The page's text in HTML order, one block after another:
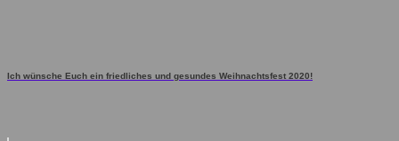
Ich wünsche Euch ein friedliches und gesundes Weihnachtsfest 2020!